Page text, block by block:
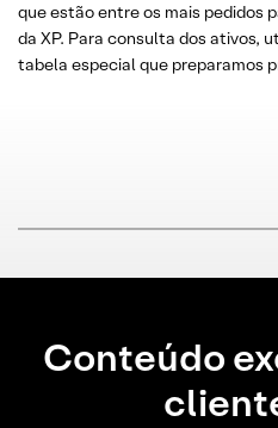
que estão entre os mais pedidos
da XP. Para consulta dos ativos,
tabela especial que preparamos
Conteúdo